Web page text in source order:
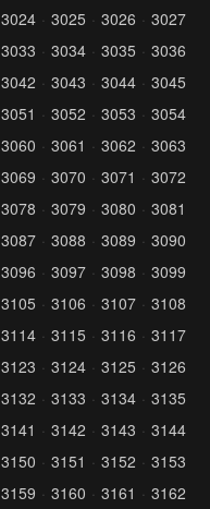
3024 3025 3026
3027
3033 3034 3035
3036
3042 3043 3044
3045
3051 3052 3053
3054
3060 3061 3062
3063
3069 3070 3071
3072
3078 3079 3080
3081
3087 3088 3089
3090
3096 3097 3098
3099
3105 3106 3107
3108
3114 3115 3116
3117
3123 3124 3125
3126
3132 3133 3134
3135
3141 3142 3143
3144
3150 3151 3152
3153
3159 3160 3161
3162